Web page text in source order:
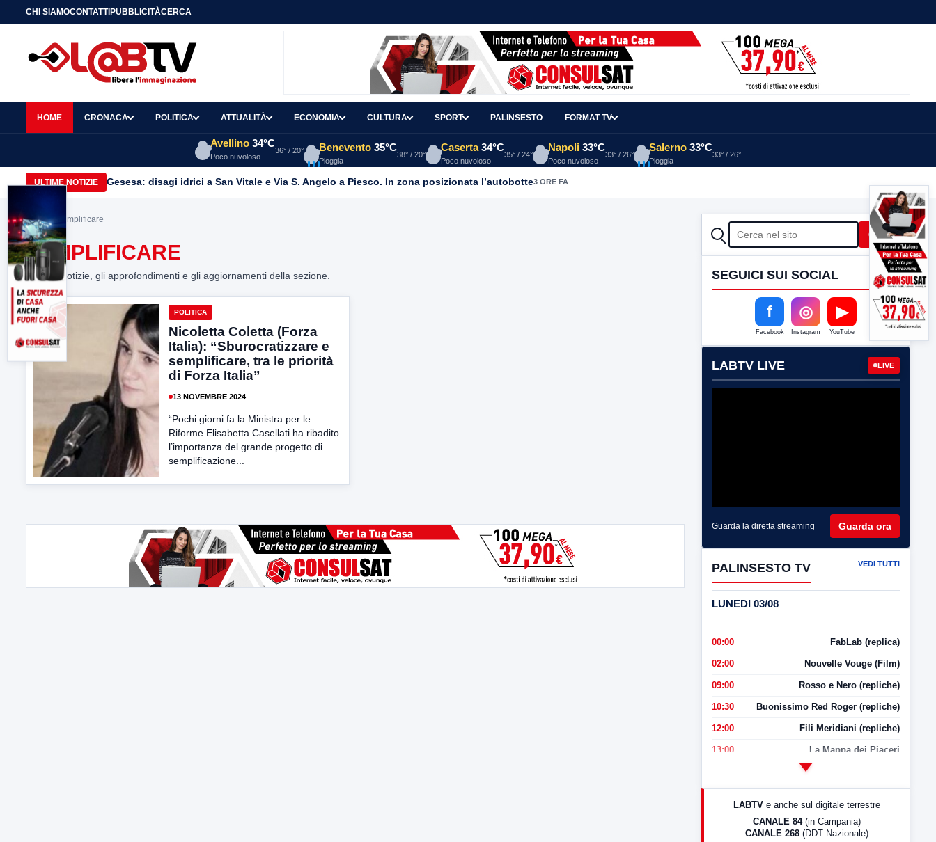
CHI SIAMOCONTATTIPUBBLICITÀCERCA
HOME CRONACA POLITICA ATTUALITÀ ECONOMIA CULTURA SPORT PALINSESTO FORMAT TV
Avellino 34°C
Poco nuvoloso
36° / 20° Benevento 35°C
Pioggia
38° / 20°
Caserta 34°C
Poco nuvoloso
35° / 24°
Napoli 33°C
Poco nuvoloso
33° / 26°
Salerno 33°C
Pioggia
33° / 26°
ULTIME NOTIZIE Gesesa: disagi idrici a San Vitale e Via S. Angelo a Piesco. In zona posizionata l’autobotte3 ORE FA
Home> semplificare
SEMPLIFICARE
Tutte le notizie, gli approfondimenti e gli aggiornamenti della sezione.
POLITICA
Nicoletta Coletta (Forza
Italia): “Sburocratizzare e
semplificare, tra le priorità
di Forza Italia”
13 NOVEMBRE 2024
“Pochi giorni fa la Ministra per le
Riforme Elisabetta Casellati ha ribadito
l’importanza del grande progetto di
semplificazione...
CERCA Cerca
SEGUICI SUI SOCIAL
f
Facebook
◎
Instagram
▶
YouTube
LABTV LIVE LIVE
Guarda la diretta streaming Guarda ora
PALINSESTO TV VEDI TUTTI
LUNEDI 03/08
00:00 FabLab (replica)
02:00 Nouvelle Vouge (Film)
09:00 Rosso e Nero (repliche)
10:30 Buonissimo Red Roger (repliche)
12:00 Fili Meridiani (repliche)
13:00 La Mappa dei Piaceri
LabNews (Diretta)
LABTV e anche sul digitale terrestre
CANALE 84 (in Campania)
CANALE 268 (DDT Nazionale)